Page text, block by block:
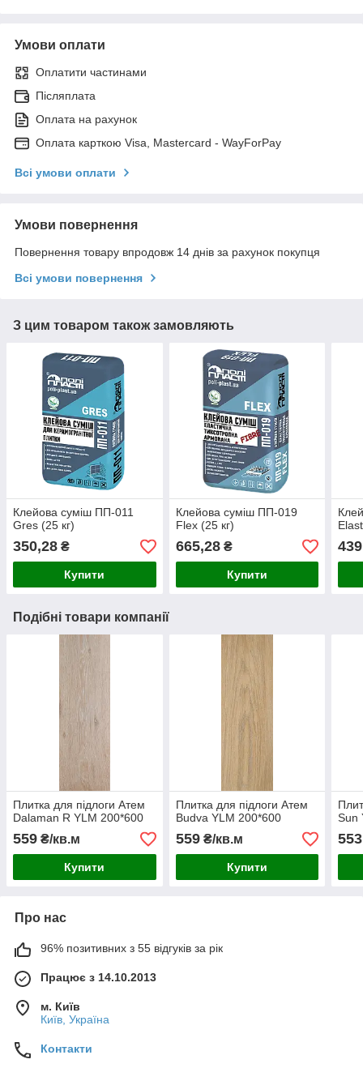
Умови оплати
Оплатити частинами
Післяплата
Оплата на рахунок
Оплата карткою Visa, Mastercard - WayForPay
Всі умови оплати
Умови повернення
Повернення товару впродовж 14 днів за рахунок покупця
Всі умови повернення
З цим товаром також замовляють
Клейова суміш ПП-011
Gres (25 кг)
350,28 ₴
Купити
Клейова суміш ПП-019
Flex (25 кг)
665,28₴
Купити
Подібні товари компанії
Плитка для підлоги Атем
Dalaman R YLM 200*600
559 ₴/кв.м
Купити
Плитка для підлоги Атем
Budva YLM 200*600
559₴/кв.м
Купити
Sun
553
Про нас
96% позитивних з 55 відгуків за рік
Працює з 14.10.2013
м. Київ
Київ, Україна
Контакти